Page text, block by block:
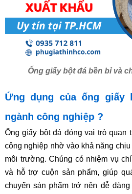
Ống giấy bột đá bền bỉ và
Ứng dụng của ống giấy
ngành công nghiệp ?
Ống giấy bột đá đóng vai trò quan
công nghiệp nhờ vào khả năng
môi trường. Chúng có nhiệm vụ
và hỗ trợ cuộn sản phẩm, giúp
chuyển sản phẩm trở nên dễ